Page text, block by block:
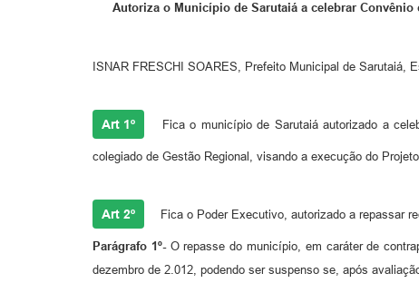
Autoriza o Município de Sarutaiá a celebrar
ISNAR FRESCHI SOARES, Prefeito Municipal de Sarutaiá,
Art 1º Fica o município de Sarutaiá autorizado a
colegiado de Gestão Regional, visando a execução do
Art 2º Fica o Poder Executivo, autorizado a repassar
Parágrafo 1º- O repasse do município, em caráter de
dezembro de 2.012, podendo ser suspenso se, após